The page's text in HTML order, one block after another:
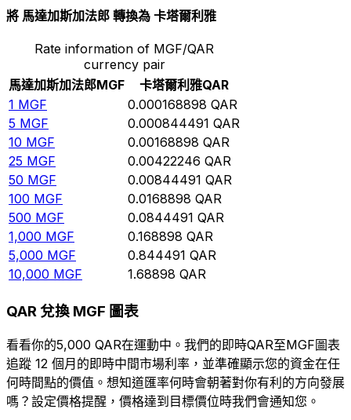
將 馬達加斯加法郎 轉換為 卡塔爾利雅
Rate information of MGF/QAR
currency pair
馬達加斯加法郎MGF 卡塔爾利雅QAR
1 MGF 0.000168898 QAR
5 MGF 0.000844491 QAR
10 MGF 0.00168898 QAR
25 MGF 0.00422246 QAR
50 MGF 0.00844491 QAR
100 MGF 0.0168898 QAR
500 MGF 0.0844491 QAR
1,000 MGF 0.168898 QAR
5,000 MGF 0.844491 QAR
10,000 MGF 1.68898 QAR
QAR 兌換 MGF 圖表
看看你的5,000 QAR在運動中。我們的即時QAR至MGF圖表
追蹤 12 個月的即時中間市場利率，並準確顯示您的資金在任
何時間點的價值。想知道匯率何時會朝著對你有利的方向發展
嗎？設定價格提醒，價格達到目標價位時我們會通知您。